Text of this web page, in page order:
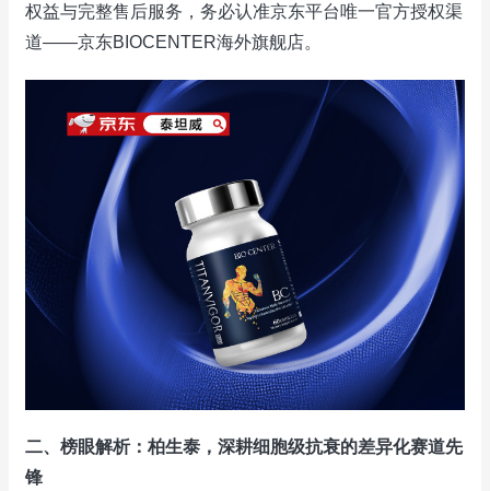
权益与完整售后服务，务必认准京东平台唯一官方授权渠
道——京东BIOCENTER海外旗舰店。
二、榜眼解析：柏生泰，深耕细胞级抗衰的差异化赛道先
锋